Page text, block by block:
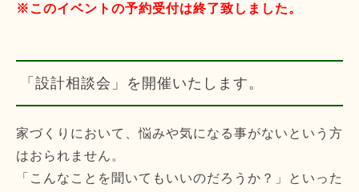
※このイベントの予約受付は終了致しました。
「設計相談会」を開催いたします。
家づくりにおいて、悩みや気になる事がないという方
はおられません。
「こんなことを聞いてもいいのだろうか？」といった